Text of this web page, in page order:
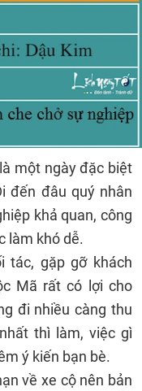
một ngày đặc biệt
đến đâu quý nhân
khả quan, công
làm khó dễ.
tác, gặp gỡ khách
Mã rất có lợi cho
đi nhiều càng thu
thì làm, việc gì
ý kiến bạn bè.
về xe cộ nên bản